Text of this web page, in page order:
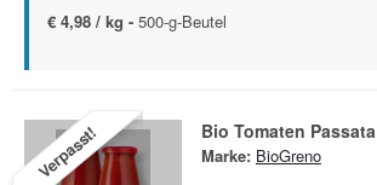
€ 4,98 / kg - 500-g-Beutel
Verpasst! Bio Tomaten Passata
Marke: BioGreno